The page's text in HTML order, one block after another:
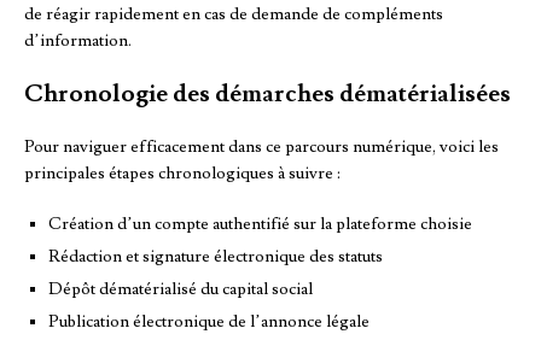
de réagir rapidement en cas de demande de compléments
d’information.
Chronologie des démarches dématérialisées
Pour naviguer efficacement dans ce parcours numérique, voici les
principales étapes chronologiques à suivre :
Création d’un compte authentifié sur la plateforme choisie
Rédaction et signature électronique des statuts
Dépôt dématérialisé du capital social
Publication électronique de l’annonce légale